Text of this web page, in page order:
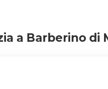
a Barberino di